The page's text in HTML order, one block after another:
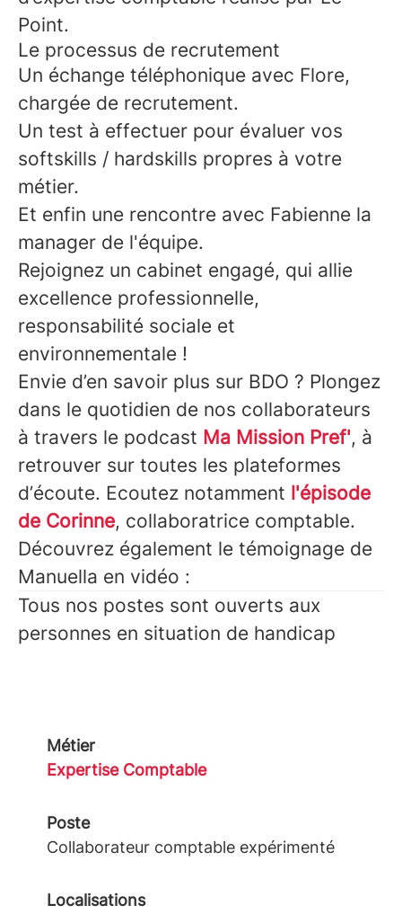
Point.
Le processus de recrutement
Un échange téléphonique avec Flore,
chargée de recrutement.
Un test à effectuer pour évaluer vos
softskills / hardskills propres à votre
métier.
Et enfin une rencontre avec Fabienne la
manager de l'équipe.
Rejoignez un cabinet engagé, qui allie
excellence professionnelle,
responsabilité sociale et
environnementale !
Envie d’en savoir plus sur BDO ? Plongez
dans le quotidien de nos collaborateurs
à travers le podcast Ma Mission Pref', à
retrouver sur toutes les plateformes
d’écoute. Ecoutez notamment l'épisode
de Corinne, collaboratrice comptable.
Découvrez également le témoignage de
Manuella en vidéo :
Tous nos postes sont ouverts aux
personnes en situation de handicap
Métier
Expertise Comptable
Poste
Collaborateur comptable expérimenté
Localisations